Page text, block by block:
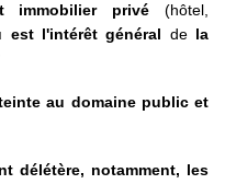
immobilier privé (hôtel,
est l'intérêt général de la
au domaine public et
délétère, notamment, les